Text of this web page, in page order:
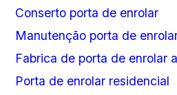
Conserto porta de enrolar
Manutenção porta de
Fabrica de porta de enrolar
Porta de enrolar residencial